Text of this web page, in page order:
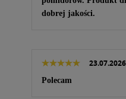
dobrej jakości.
23.07.2026
Polecam